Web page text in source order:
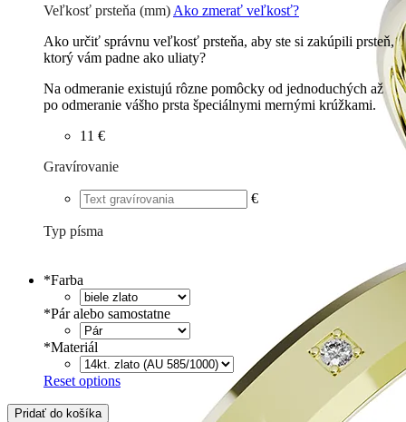
Veľkosť prsteňa (mm) Ako zmerať veľkosť?
Ako určiť správnu veľkosť prsteňa, aby ste si zakúpili prsteň,
ktorý vám padne ako uliaty?
Na odmeranie existujú rôzne pomôcky od jednoduchých až
po odmeranie vášho prsta špeciálnymi mernými krúžkami.
11 €
Gravírovanie
€
Typ písma
*Farba
*Pár alebo samostatne
*Materiál
Reset options
Pridať do košíka